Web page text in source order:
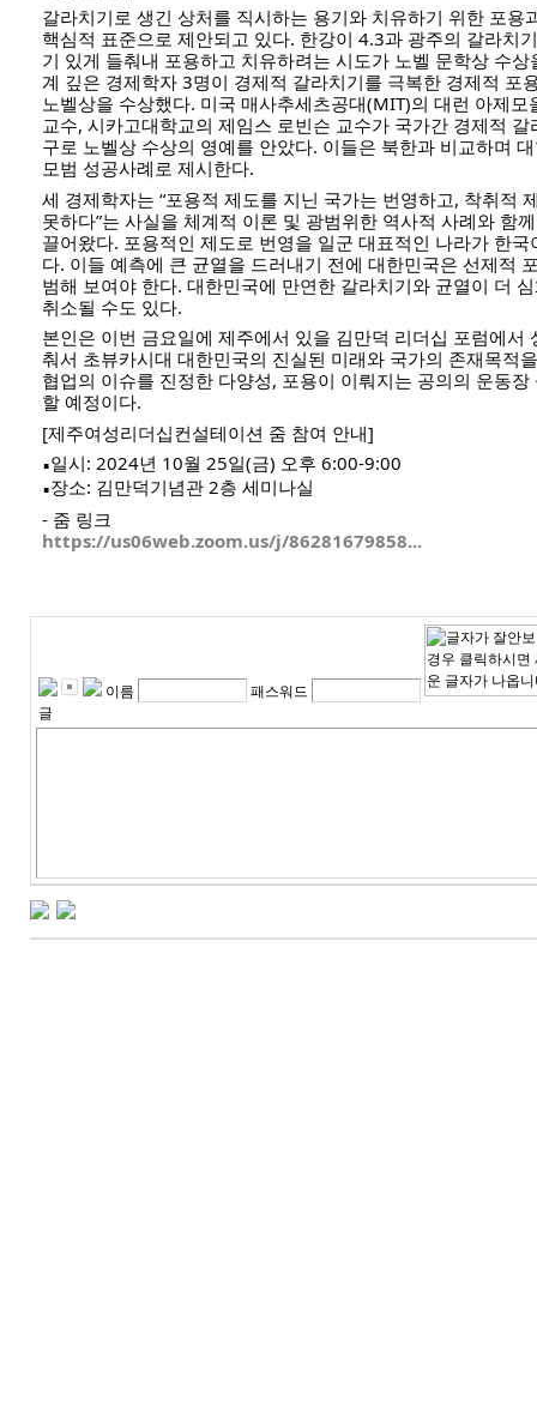
갈라치기로 생긴 상처를 직시하는 용기와 치유하기 위한 포용
핵심적 표준으로 제안되고 있다. 한강이 4.3과 광주의 갈라치
기 있게 들춰내 포용하고 치유하려는 시도가 노벨 문학상 수
계 깊은 경제학자 3명이 경제적 갈라치기를 극복한 경제적 포
노벨상을 수상했다. 미국 매사추세츠공대(MIT)의 대런 아제모
교수, 시카고대학교의 제임스 로빈슨 교수가 국가간 경제적
구로 노벨상 수상의 영예를 안았다. 이들은 북한과 비교하며
모범 성공사례로 제시한다.
세 경제학자는 “포용적 제도를 지닌 국가는 번영하고, 착취적
못하다”는 사실을 체계적 이론 및 광범위한 역사적 사례와 함
끌어왔다. 포용적인 제도로 번영을 일군 대표적인 나라가 한
다. 이들 예측에 큰 균열을 드러내기 전에 대한민국은 선제적
범해 보여야 한다. 대한민국에 만연한 갈라치기와 균열이 더
취소될 수도 있다.
본인은 이번 금요일에 제주에서 있을 김만덕 리더십 포럼에서
춰서 초뷰카시대 대한민국의 진실된 미래와 국가의 존재목적
협업의 이슈를 진정한 다양성, 포용이 이뤄지는 공의의 운동
할 예정이다.
[제주여성리더십컨설테이션 줌 참여 안내]
▪︎일시: 2024년 10월 25일(금) 오후 6:00-9:00
▪︎장소: 김만덕기념관 2층 세미나실
- 줌 링크
https://us06web.zoom.us/j/86281679858...
이름
패스워드
글